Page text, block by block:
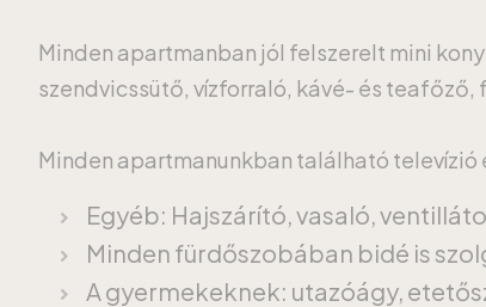
Minden apartmanban jól felszerelt mini
szendvicssütő, vízforraló, kávé- és
Minden apartmanunkban található televízió
Egyéb: Hajszárító, vasaló,
Minden fürdőszobában bidé is
A gyermekeknek: utazóágy,